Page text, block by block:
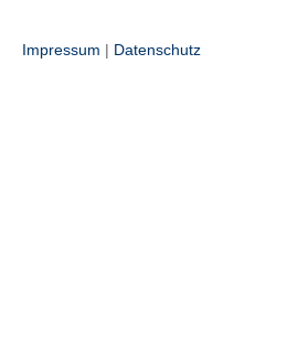
Impressum | Datenschutz